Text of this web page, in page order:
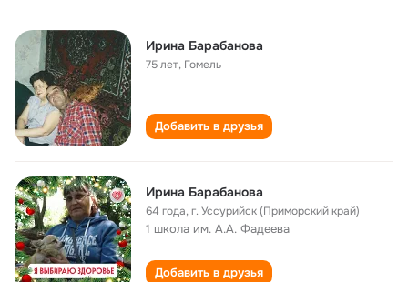
Ирина Барабанова
75 лет, Гомель
Добавить в друзья
Ирина Барабанова
64 года,г. Уссурийск (Приморский край)
1 школа им. А.А. Фадеева
Добавить в друзья